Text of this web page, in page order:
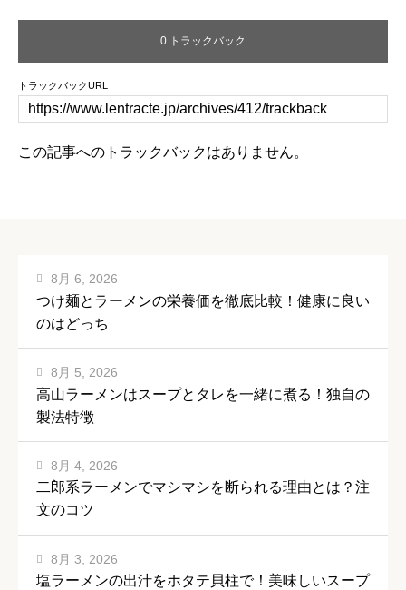
0 トラックバック
トラックバックURL
この記事へのトラックバックはありません。
つけ麺とラーメンの栄養価を徹底比較！健康に良い
のはどっち
8月 6, 2026
高山ラーメンはスープとタレを一緒に煮る！独自の
製法特徴
8月 5, 2026
二郎系ラーメンでマシマシを断られる理由とは？注
文のコツ
8月 4, 2026
塩ラーメンの出汁をホタテ貝柱で！美味しいスープ
8月 3, 2026